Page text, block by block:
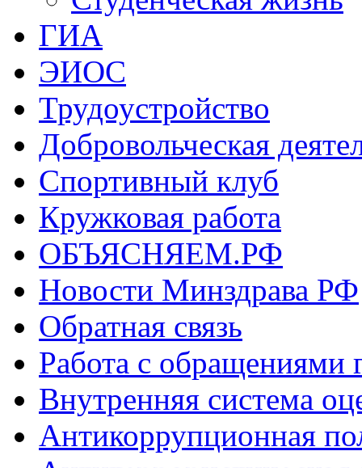
ГИА
ЭИОС
Трудоустройство
Добровольческая
Спортивный клуб
Кружковая работа
ОБЪЯСНЯЕМ.РФ
Новости Минздрава РФ
Обратная связь
Работа с обращениями
Внутренняя система
Антикоррупционная